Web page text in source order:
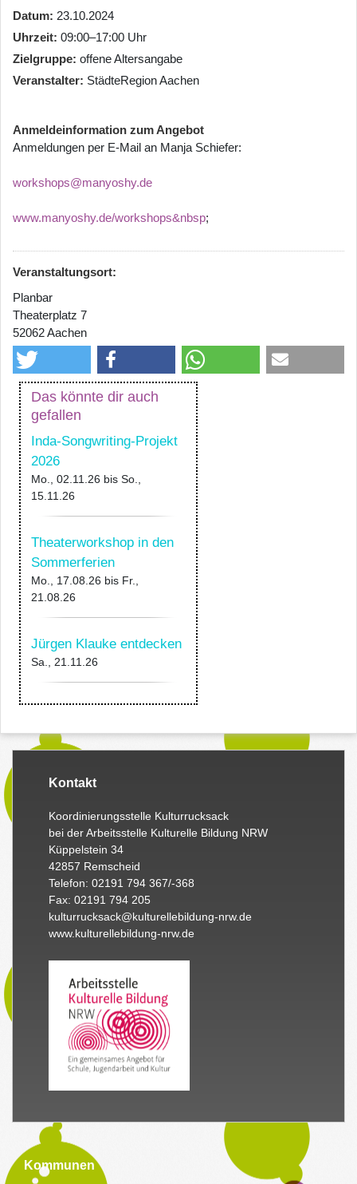
Datum 23.10.2024
Uhrzeit 09:00–17:00 Uhr
Zielgruppe offene Altersangabe
Veranstalter StädteRegion Aachen
Anmeldeinformation zum Angebot
Anmeldungen per E-Mail an Manja Schiefer:
workshops@manyoshy.de
www.manyoshy.de/workshops&nbsp;
Veranstaltungsort:
Planbar
Theaterplatz 7
52062 Aachen
Das könnte dir auch
gefallen
Inda-Songwriting-Projekt
2026
Mo., 02.11.26 bis So.,
15.11.26
Theaterworkshop in den
Sommerferien
Mo., 17.08.26 bis Fr.,
21.08.26
Jürgen Klauke entdecken
Sa., 21.11.26
Kontakt
Koordinierungsstelle Kulturrucksack
bei der Arbeitsstelle Kulturelle Bildung NRW
Küppelstein 34
42857 Remscheid
Telefon: 02191 794 367/-368
Fax: 02191 794 205
kulturrucksack@kulturellebildung-nrw.de
www.kulturellebildung-nrw.de
Kommunen